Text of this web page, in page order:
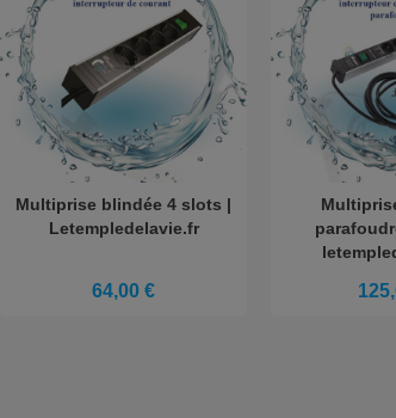
Multiprise blindée 4 slots |
Letempledelavie.fr
64,00 €